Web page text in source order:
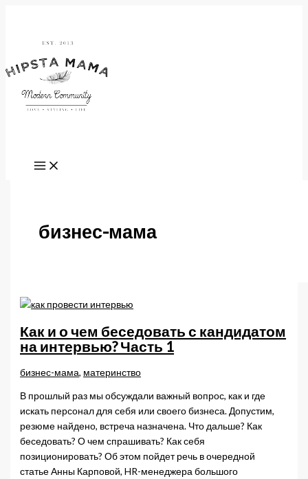
содержимому
бизнес-мама
Как и о чем беседовать с кандидатом
на интервью? Часть 1
бизнес-мама, материнство
В прошлый раз мы обсуждали важный вопрос, как и где
искать персонал для себя или своего бизнеса. Допустим,
резюме найдено, встреча назначена. Что дальше? Как
беседовать? О чем спрашивать? Как себя
позиционировать? Об этом пойдет речь в очередной
статье Анны Карповой, HR-менеджера большого